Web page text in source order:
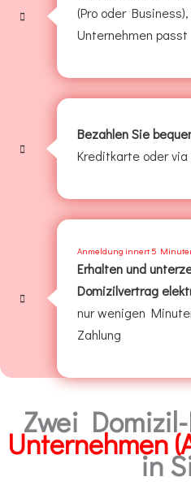
(Pro oder
Unternehmen passt
Bezahlen Sie
Kreditkarte oder via
Anmeldung innert 5
Erhalten und
Domizilvertrag
nur wenigen
Zahlung
Zwei
Unternehmen
in